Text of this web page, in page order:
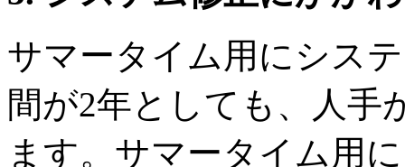
サマータイム用にシス
間が2年としても、人手
ます。サマータイム用